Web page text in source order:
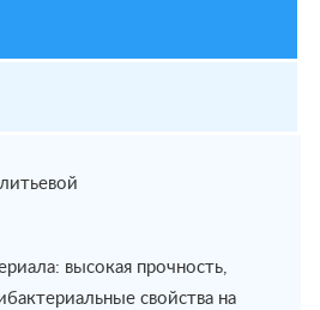
высокая прочность,
свойства на